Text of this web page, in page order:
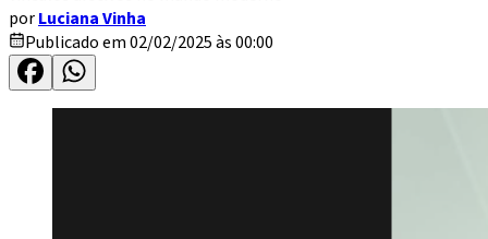
porLuciana Vinha
Publicado em 02/02/2025 às 00:00